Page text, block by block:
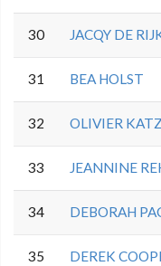
30 JACQY DE
31 BEA HOLST
32 OLIVIER KATZ
33 JEANNINE
34 DEBORAH
35 DEREK